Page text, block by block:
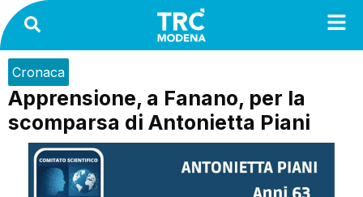
Cronaca
Apprensione, a Fanano, per la
scomparsa di Antonietta Piani